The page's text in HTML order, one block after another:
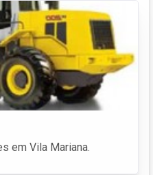
em Vila Mariana.